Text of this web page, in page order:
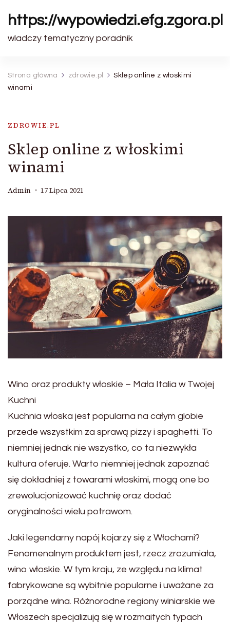
https://wypowiedzi.efg.zgora.pl
wladczy tematyczny poradnik
Strona główna zdrowie.pl
Sklep online z włoskimi
winami
ZDROWIE.PL
Sklep online z włoskimi
winami
Admin 17 Lipca 2021
Wino oraz produkty włoskie – Mała Italia w Twojej
Kuchni
Kuchnia włoska jest popularna na całym globie
przede wszystkim za sprawą pizzy i spaghetti. To
niemniej jednak nie wszystko, co ta niezwykła
kultura oferuje. Warto niemniej jednak zapoznać
się dokładniej z towarami włoskimi, mogą one bo
zrewolucjonizować kuchnię oraz dodać
oryginalności wielu potrawom.
Jaki legendarny napój kojarzy się z Włochami?
Fenomenalnym produktem jest, rzecz zrozumiała,
wino włoskie. W tym kraju, ze względu na klimat
fabrykowane są wybitnie popularne i uważane za
porządne wina. Różnorodne regiony winiarskie we
Włoszech specjalizują się w rozmaitych typach